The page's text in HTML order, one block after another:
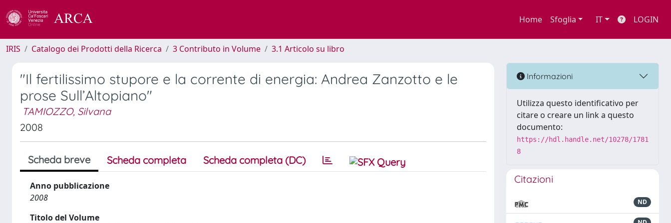
Home Sfoglia IT LOGIN
IRIS Catalogo dei Prodotti della Ricerca 3 Contributo in Volume 3.1 Articolo su libro
"Il fertilissimo stupore e la corrente di energia: Andrea Zanzotto e le
prose Sull’Altopiano"
TAMIOZZO, Silvana
2008
Scheda breve Scheda completa Scheda completa (DC)
Anno pubblicazione
2008
Titolo del Volume
Informazioni
Utilizza questo identificativo per
citare o creare un link a questo
documento:
https://hdl.handle.net/10278/1781
8
Citazioni
ND